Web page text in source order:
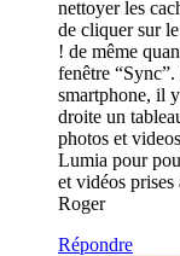
nettoyer les
de cliquer sur
! de même
fenêtre
smartphone, il
droite un
photos et
Lumia pour
et vidéos
Roger
Répondre